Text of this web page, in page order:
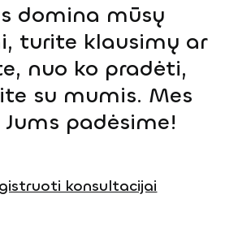
domina mūsų
turite klausimų ar
nuo ko pradėti,
su mumis. Mes
padėsime!
konsultacijai